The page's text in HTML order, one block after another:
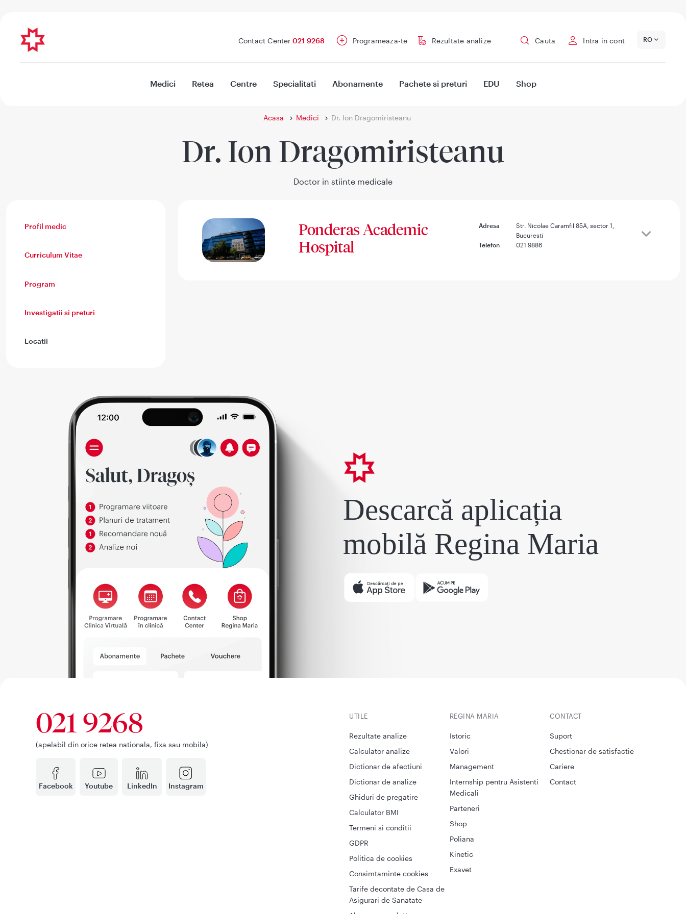
Contact Center 021 9268 Programeaza-te Rezultate analize Cauta Intra in cont RO
Medici Retea Centre Specialitati Abonamente Pachete si preturi EDU Shop
Acasa Medici Dr. Ion Dragomiristeanu
Dr. Ion Dragomiristeanu
Doctor in stiinte medicale
Profil medic
Curriculum Vitae
Program
Investigatii si preturi
Locatii
Ponderas Academic
Hospital
Adresa
Str. Nicolae Caramfil 85A, sector 1,
Bucuresti
Telefon
021 9886
Descarcă aplicația
mobilă Regina Maria
Facebook Youtube LinkedIn Instagram
021 9268
(apelabil din orice retea nationala, fixa sau mobila)
UTILE
Rezultate analize
Calculator analize
Dictionar de afectiuni
Dictionar de analize
Ghiduri de pregatire
Calculator BMI
Termeni si conditii
GDPR
Politica de cookies
Consimtaminte cookies
Tarife decontate de Casa de
Asigurari de Sanatate
CONTACT
Suport
Chestionar de satisfactie
Cariere
Contact
REGINA MARIA
Istoric
Valori
Management
Internship pentru Asistenti
Medicali
Parteneri
Shop
Poliana
Kinetic
Exavet